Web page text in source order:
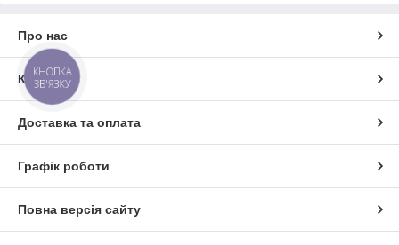
Про нас
Контакти
Доставка та оплата
Графік роботи
Повна версія сайту
КНОПКА
ЗВ'ЯЗКУ